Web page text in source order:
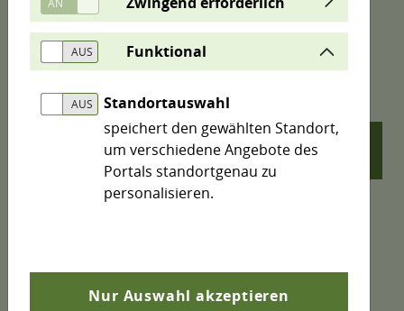
Mediatheken, diese Ergebnisse erreichen Sie über
die Registerkarten.
Suchergebnis für
Funktional
Standortauswahl
speichert den gewählten Standort,
um verschiedene Angebote des
Portals standortgenau zu
personalisieren.
Nur Auswahl akzeptieren